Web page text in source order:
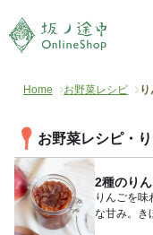
Home お野菜レシピ
お野菜レシピ・
2種のり
りんごを味
な甘み。き